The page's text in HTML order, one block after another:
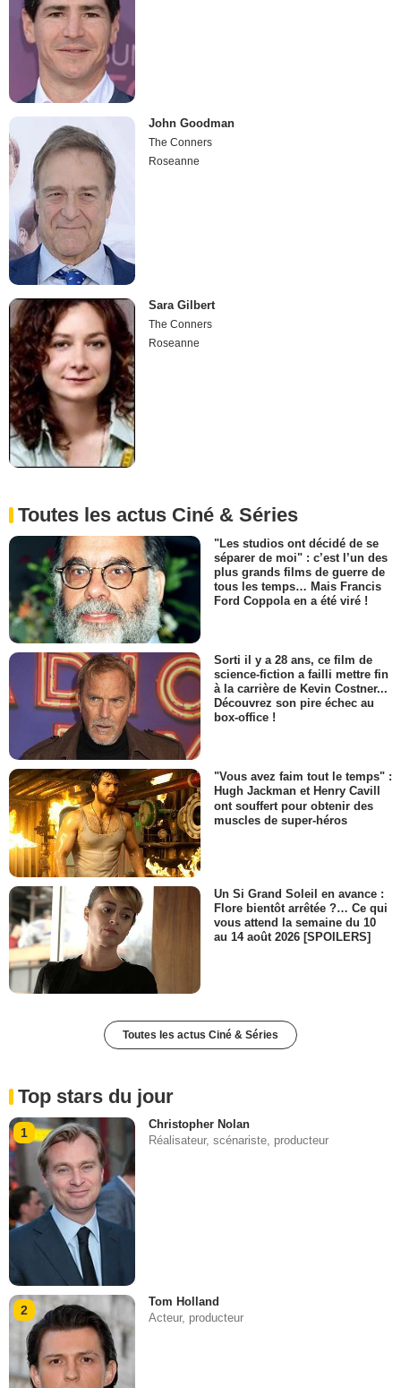
John Goodman
The Conners
Roseanne
Sara Gilbert
The Conners
Roseanne
Toutes les actus Ciné & Séries
"Les studios ont décidé de se
séparer de moi" : c’est l’un des
plus grands films de guerre de
tous les temps… Mais Francis
Ford Coppola en a été viré !
Sorti il y a 28 ans, ce film de
science-fiction a failli mettre fin
à la carrière de Kevin Costner...
Découvrez son pire échec au
box-office !
"Vous avez faim tout le temps" :
Hugh Jackman et Henry Cavill
ont souffert pour obtenir des
muscles de super-héros
Un Si Grand Soleil en avance :
Flore bientôt arrêtée ?… Ce qui
vous attend la semaine du 10
au 14 août 2026 [SPOILERS]
Toutes les actus Ciné & Séries
Top stars du jour
1
Christopher Nolan
Réalisateur, scénariste, producteur
2
Tom Holland
Acteur, producteur